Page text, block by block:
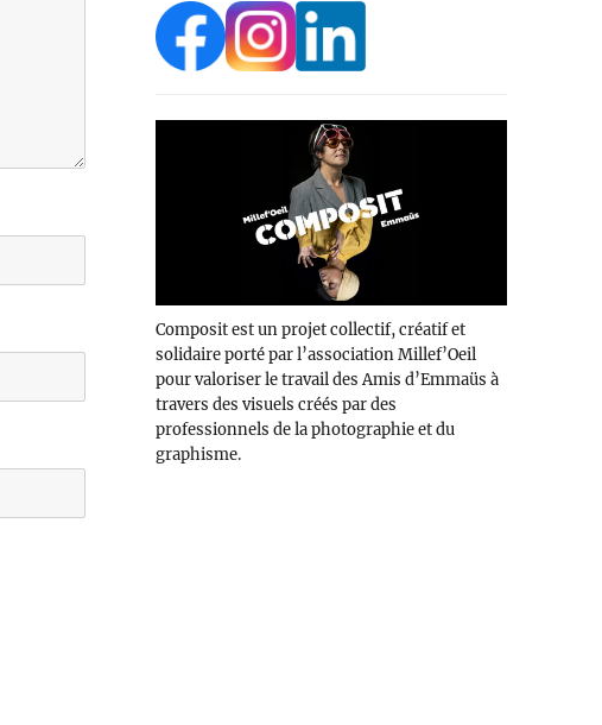
Composit est un projet collectif, créatif et
solidaire porté par l’association Millef’Oeil
pour valoriser le travail des Amis d’Emmaüs à
travers des visuels créés par des
professionnels de la photographie et du
graphisme.